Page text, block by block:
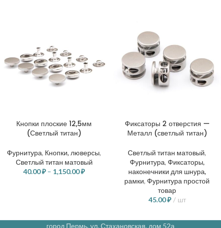
Кнопки плоские 12,5мм
(Светлый титан)
Фурнитура, Кнопки, люверсы,
Светлый титан матовый
40.00₽ – 1,150.00₽
Фиксаторы 2 отверстия —
Металл (светлый титан)
Светлый титан матовый,
Фурнитура, Фиксаторы,
наконечники для шнура,
рамки, Фурнитура простой
товар
45.00₽ шт
город Пермь, ул. Стахановская, дом 52а